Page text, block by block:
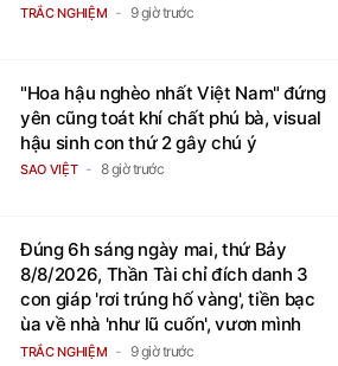
TRẮC NGHIỆM 9 giờ trước
"Hoa hậu nghèo nhất Việt Nam" đứng
yên cũng toát khí chất phú bà, visual
hậu sinh con thứ 2 gây chú ý
SAO VIỆT 8 giờ trước
Đúng 6h sáng ngày mai, thứ Bảy
8/8/2026, Thần Tài chỉ đích danh 3
con giáp 'rơi trúng hố vàng', tiền bạc
ùa về nhà 'như lũ cuốn', vươn mình
thành đại gia trong phút chốc
TRẮC NGHIỆM 9 giờ trước